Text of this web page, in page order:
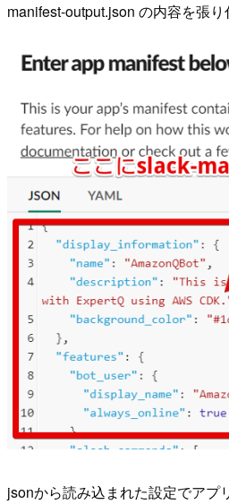
manifest-output.json の内容を張り
jsonから読み込まれた設定でアプ